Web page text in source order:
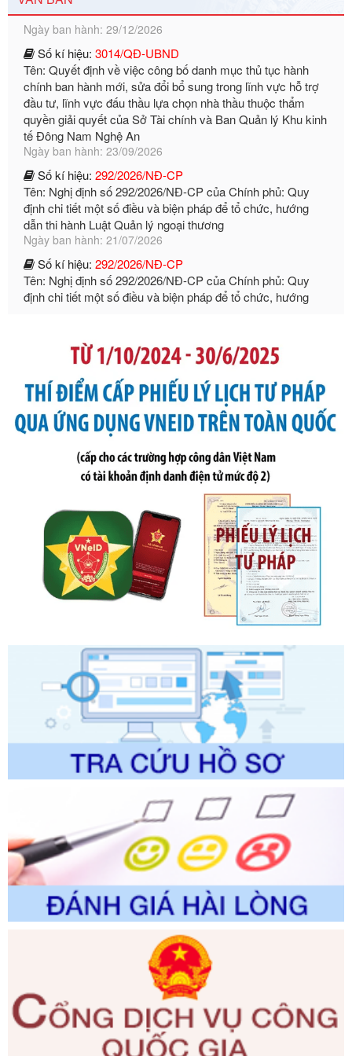
Số kí hiệu:3014/QĐ-UBND
Tên: Quyết định về việc công bố danh mục thủ tục hành
chính ban hành mới, sửa đổi bổ sung trong lĩnh vực hỗ trợ
đầu tư, lĩnh vực đấu thầu lựa chọn nhà thầu thuộc thẩm
quyền giải quyết của Sở Tài chính và Ban Quản lý Khu kinh
tế Đông Nam Nghệ An
Ngày ban hành: 23/09/2026
Số kí hiệu: 292/2026/NĐ-CP
Tên: Nghị định số 292/2026/NĐ-CP của Chính phủ: Quy
định chi tiết một số điều và biện pháp để tổ chức, hướng
dẫn thi hành Luật Quản lý ngoại thương
Ngày ban hành: 21/07/2026
Số kí hiệu:292/2026/NĐ-CP
Tên: Nghị định số 292/2026/NĐ-CP của Chính phủ: Quy
định chi tiết một số điều và biện pháp để tổ chức, hướng
dẫn thi hành Luật Quản lý ngoại thương
Ngày ban hành: 21/07/2026
bỏ Thông tư số 87/2019/TT- BТC ngày 19 tháng 12 năm
2019 của Bộ trưởng Bộ Tài chính hướng dẫn thực hiện xử
phạt vi phạm hành chính trong lĩnh vực kho bạc nhà nước
Ngày ban hành: 21/07/2026
Số kí hiệu: 291/2026/NĐ-CP
Tên: Nghị định số 291/2026/NĐ-CP của Chính phủ: Sửa
đổi, bổ sung một số điều của Nghị định số 125/2020/NĐ-СР
ngày 19 tháng 10 năm 2020 của Chính phủ quy định xử
phạt vi phạm hành chính về thuế, hóa đơn được sửa đổi, bổ
sung bởi Nghị định số 102/2021/NĐ-CP
Ngày ban hành: 20/07/2026
Số kí hiệu:2303/QĐ-UBND
Tên: Quyết định công bố Danh mục thủ tục hành chính mới
ban hành, được sửa đổi, bổ sung, bị bãi bỏ và phê duyệt
Quy trình nội bộ, quy trình điện tử giải quyết thủ tục hành
chính trong một số lĩnh vực thuộc phạm vi chức năng quản
Ngày ban hành: 01/06/2026
Số kí hiệu:2304/QĐ-UBND
Tên: Quyết định công bố Danh mục thủ tục hành chính
được sửa đổi, bổ sung và phê duyệt Quy trình nội bộ, quy
trình điện tử giải quyết thủ tục hành chính trong lĩnh vực Du
lịch thuộc phạm vi chức năng quản lý của Sở Văn hóa, Thể
thao và Du lịch
Ngày ban hành: 01/06/2026
Tên: Về việc công bố Danh mục thủ tục hành chính sửa
đổi, bổ sung và phê duyệt Quy trình nội bộ, quy trình điện tử
trong giải quyết thủtục hành chính lĩnh vực biến đổi khí hậu
thuộc phạm vi giải quyết của Sở Nông nghiệp và Môi
trường
Ngày ban hành: 01/06/2026
Số kí hiệu:2300/QĐ-UBND
đổi, bổ sung và phê duyệt quy trình nội bộ, quy trình điện tử
giải quyết thủ tục hành chính trong lĩnh vực Luật sư thuộc
phạm vi chức năng quản lý của Sở Tư pháp
Ngày ban hành: 01/06/2026
Số kí hiệu:351/2025/NĐ-CP
Tên: Nghị định số 351/2025/NĐ-CP của Chính phủ: Quy